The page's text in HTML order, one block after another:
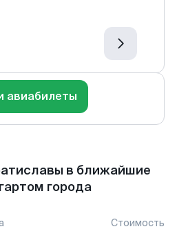
авиабилеты
в ближайшие
города
Стоимость